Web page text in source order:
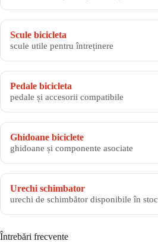
Scule bicicleta
scule utile pentru întreținere
Pedale bicicleta
pedale și accesorii compatibile
Ghidoane biciclete
ghidoane și componente asociate
Urechi schimbator
urechi de schimbător disponibile în stoc
Întrebări frecvente